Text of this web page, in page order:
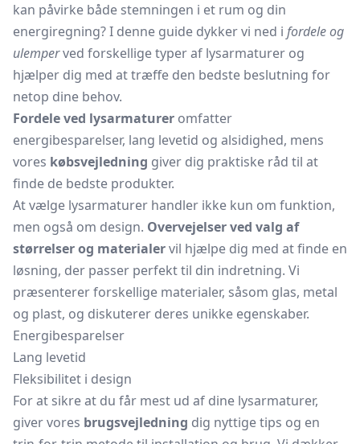
kan påvirke både stemningen i et rum og din
energiregning? I denne guide dykker vi ned i fordele og
ulemperved forskellige typer af lysarmaturer og
hjælper dig med at træffe den bedste beslutning for
netop dine behov.
Fordele ved lysarmaturer omfatter
energibesparelser, lang levetid og alsidighed, mens
vores købsvejledning giver dig praktiske råd til at
finde de bedste produkter.
At vælge lysarmaturer handler ikke kun om funktion,
men også om design. Overvejelser ved valg af
størrelser og materialervil hjælpe dig med at finde en
løsning, der passer perfekt til din indretning. Vi
præsenterer forskellige materialer, såsom glas, metal
og plast, og diskuterer deres unikke egenskaber.
Energibesparelser
Lang levetid
Fleksibilitet i design
For at sikre at du får mest ud af dine lysarmaturer,
giver vores brugsvejledning dig nyttige tips og en